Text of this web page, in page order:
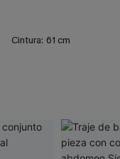
Cintura: 61 cm